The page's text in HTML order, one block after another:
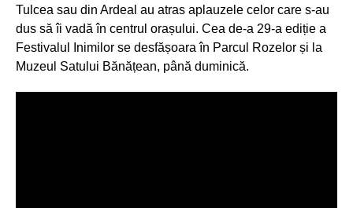
Tulcea sau din Ardeal au atras aplauzele celor care s-au
dus să îi vadă în centrul orașului. Cea de-a 29-a ediție a
Festivalul Inimilor se desfășoara în Parcul Rozelor și la
Muzeul Satului Bănățean, până duminică.